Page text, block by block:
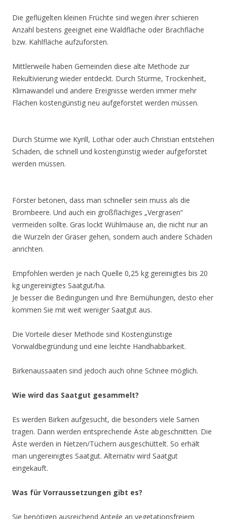
Die geflügelten kleinen Früchte sind wegen ihrer schieren
Anzahl bestens geeignet eine Waldfläche oder Brachfläche
bzw. Kahlfläche aufzuforsten.
Mittlerweile haben Gemeinden diese alte Methode zur
Rekultivierung wieder entdeckt. Durch Stürme, Trockenheit,
Klimawandel und andere Ereignisse werden immer mehr
Flächen kostengünstig neu aufgeforstet werden müssen.
Durch Stürme wie Kyrill, Lothar oder auch Christian entstehen
Schäden, die schnell und kostengünstig wieder aufgeforstet
werden müssen.
Förster betonen, dass man schneller sein muss als die
Brombeere. Und auch ein großflächiges „Vergrasen“
vermeiden sollte. Gras lockt Wühlmäuse an, die nicht nur an
die Wurzeln der Gräser gehen, sondern auch andere Schäden
anrichten.
Empfohlen werden je nach Quelle 0,25 kg gereinigtes bis 20
kg ungereinigtes Saatgut/ha.
Je besser die Bedingungen und Ihre Bemühungen, desto eher
kommen Sie mit weit weniger Saatgut aus.
Die Vorteile dieser Methode sind Kostengünstige
Vorwaldbegründung und eine leichte Handhabbarkeit.
Birkenaussaaten sind jedoch auch ohne Schnee möglich.
Wie wird das Saatgut gesammelt?
Es werden Birken aufgesucht, die besonders viele Samen
tragen. Dann werden entsprechende Äste abgeschnitten. Die
Äste werden in Netzen/Tüchern ausgeschüttelt. So erhält
man ungereinigtes Saatgut. Alternativ wird Saatgut
eingekauft.
Was für Vorraussetzungen gibt es?
Sie benötigen ausreichend Anteile an vegetationsfreiem